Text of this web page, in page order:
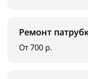
Ремонт
От 700 р.